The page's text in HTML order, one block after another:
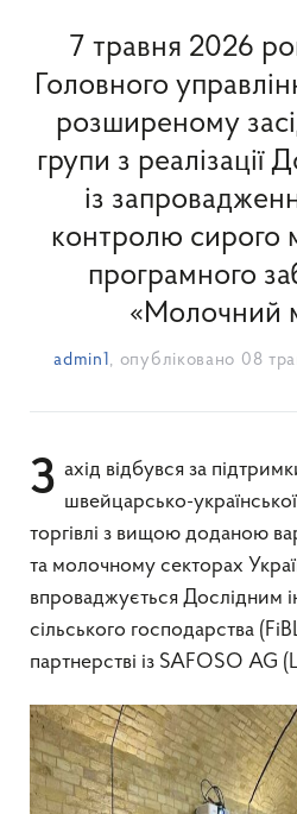
7 травня 2026
Головного
розширеному
групи з реалізації
із
контролю сирого
програмного
«Молочний
admin1, опубліковано 08
Захід відбувся за підтримки Швейцарії в межах швейцарсько-
торгівлі з вищою доданою
та молочному секторах
впроваджується Дослідним
сільського господарства
партнерстві із SAFOSO AG